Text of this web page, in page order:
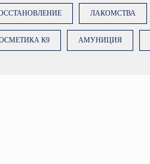
ЛАКОМСТВА
К9 АМУНИЦИЯ